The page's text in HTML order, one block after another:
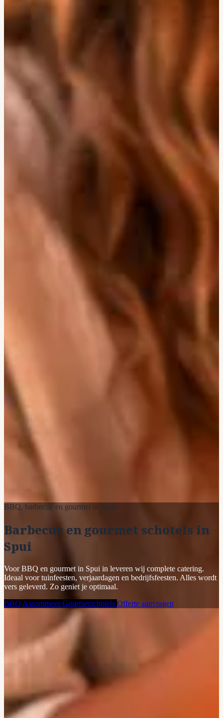
BBQ, barbecue en gourmet in Spui
Barbecue en gourmet schotels in
Spui
Voor BBQ en gourmet in Spui in leveren wij complete catering.
Ideaal voor tuinfeesten, verjaardagen en bedrijfsfeesten. Alles wordt
vers geleverd. Zo geniet je optimaal.
BBQ Assortiment Gourmetschotels Offerte aanvragen